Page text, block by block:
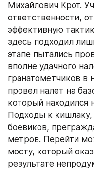
Михайлович Крот.
ответственности,
эффективную
здесь подходил
этапе пытались
вполне удачного
гранатометчиков в
провел налет на
который находился
Подходы к
боевиков,
метров. Перейти
мосту, который
результате